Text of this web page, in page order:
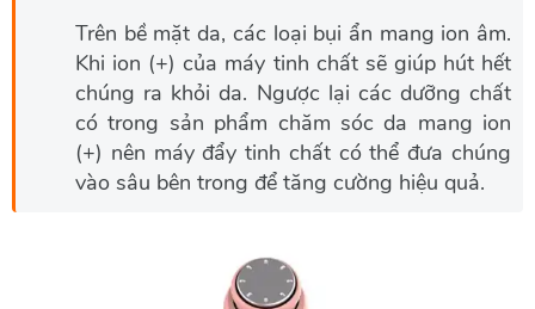
Trên bề mặt da, các loại bụi ẩn mang ion âm.
Khi ion (+) của máy tinh chất sẽ giúp hút hết
chúng ra khỏi da. Ngược lại các dưỡng chất
có trong sản phẩm chăm sóc da mang ion
(+) nên máy đẩy tinh chất có thể đưa chúng
vào sâu bên trong để tăng cường hiệu quả.